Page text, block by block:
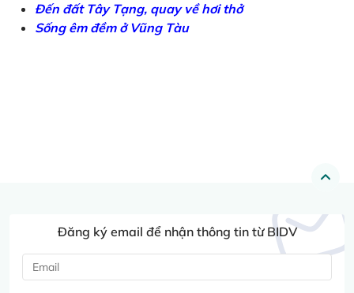
Đến đất Tây Tạng, quay về hơi thở
Sống êm đềm ở Vũng Tàu
Đăng ký email để nhận thông tin từ BIDV